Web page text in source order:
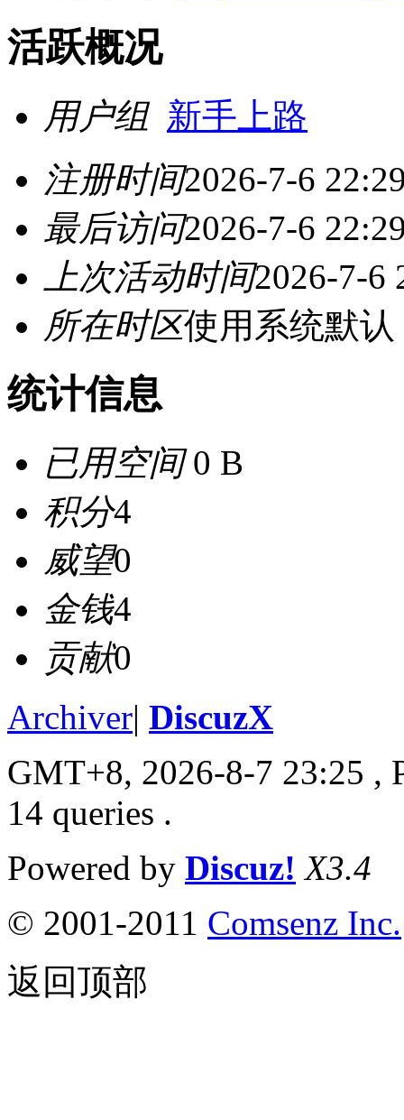
活跃概况
用户组 新手上路
注册时间2026-7-6
最后访问2026-7-6
上次活动时间2026-7-6
所在时区使用系统默认
统计信息
已用空间0 B
积分4
威望0
金钱4
贡献0
Archiver| DiscuzX
GMT+8, 2026-8-7 23:25 ,
14 queries .
Powered by Discuz! X3.4
© 2001-2011 Comsenz Inc.
返回顶部